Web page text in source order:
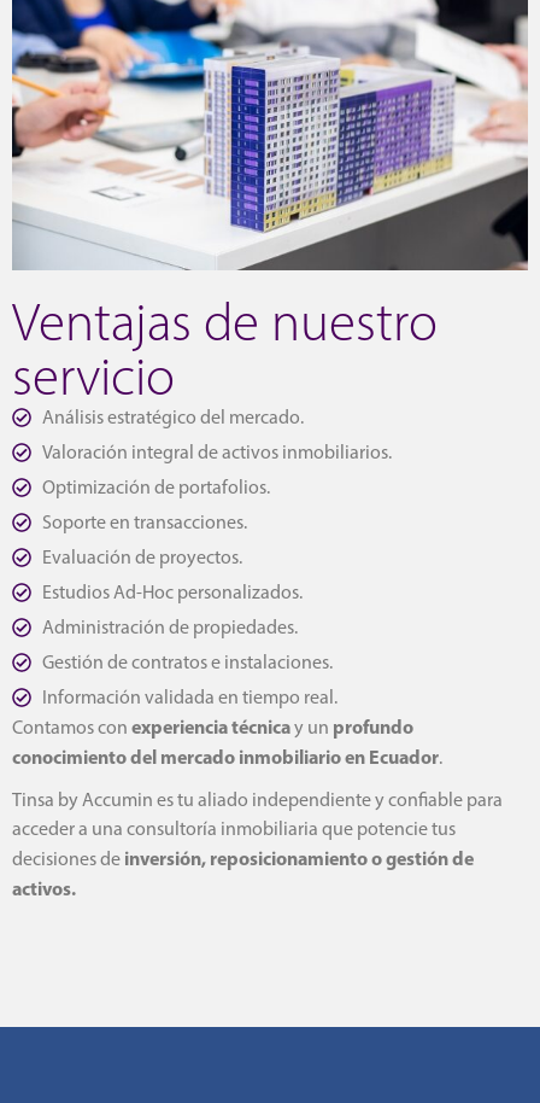
Ventajas de nuestro
servicio
Análisis estratégico del mercado.
Valoración integral de activos inmobiliarios.
Optimización de portafolios.
Soporte en transacciones.
Evaluación de proyectos.
Estudios Ad-Hoc personalizados.
Administración de propiedades.
Gestión de contratos e instalaciones.
Información validada en tiempo real.
Contamos con experiencia técnicay un profundo
conocimiento del mercado inmobiliario en Ecuador.
Tinsa by Accumin es tu aliado independiente y confiable para
acceder a una consultoría inmobiliaria que potencie tus
decisiones de inversión, reposicionamiento o gestión de
activos.